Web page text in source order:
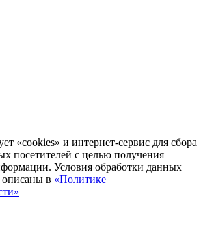
«cookies» и интернет-сервис для сбора
посетителей с целью получения
Условия обработки данных
описаны в «Политике